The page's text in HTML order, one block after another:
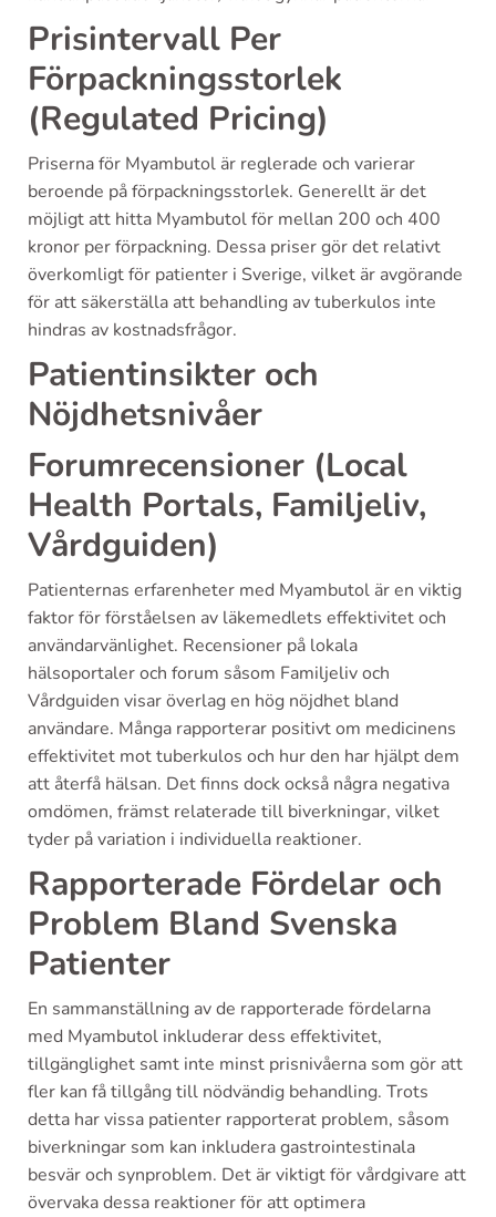
Prisintervall Per
Förpackningsstorlek
(Regulated Pricing)
Priserna för Myambutol är reglerade och varierar
beroende på förpackningsstorlek. Generellt är det
möjligt att hitta Myambutol för mellan 200 och 400
kronor per förpackning. Dessa priser gör det relativt
överkomligt för patienter i Sverige, vilket är avgörande
för att säkerställa att behandling av tuberkulos inte
hindras av kostnadsfrågor.
Patientinsikter och
Nöjdhetsnivåer
Forumrecensioner (Local
Health Portals, Familjeliv,
Vårdguiden)
Patienternas erfarenheter med Myambutol är en viktig
faktor för förståelsen av läkemedlets effektivitet och
användarvänlighet. Recensioner på lokala
hälsoportaler och forum såsom Familjeliv och
Vårdguiden visar överlag en hög nöjdhet bland
användare. Många rapporterar positivt om medicinens
effektivitet mot tuberkulos och hur den har hjälpt dem
att återfå hälsan. Det finns dock också några negativa
omdömen, främst relaterade till biverkningar, vilket
tyder på variation i individuella reaktioner.
Rapporterade Fördelar och
Problem Bland Svenska
Patienter
En sammanställning av de rapporterade fördelarna
med Myambutol inkluderar dess effektivitet,
tillgänglighet samt inte minst prisnivåerna som gör att
fler kan få tillgång till nödvändig behandling. Trots
detta har vissa patienter rapporterat problem, såsom
biverkningar som kan inkludera gastrointestinala
besvär och synproblem. Det är viktigt för vårdgivare att
övervaka dessa reaktioner för att optimera